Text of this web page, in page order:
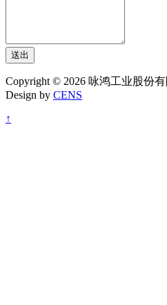
送出
Copyright © 2026 咏鸿工业股份
Design by CENS
↑